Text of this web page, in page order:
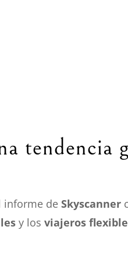
tendencia
informe deSkyscanner
y losviajeros